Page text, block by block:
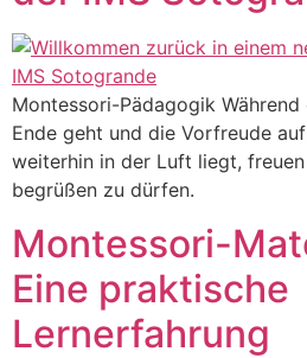
Montessori-Pädagogik
Ende geht und die Vorfreude
weiterhin in der Luft liegt,
begrüßen zu dürfen.
Montessori-
Eine praktische
Lernerfahrung